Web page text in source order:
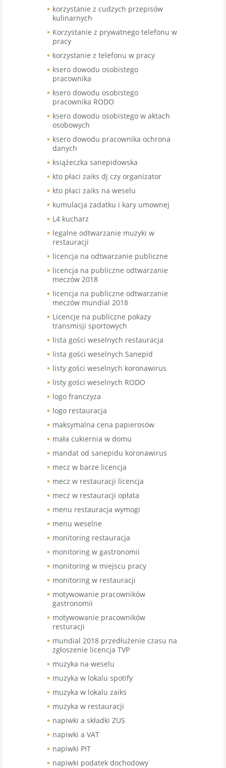
korzystanie z cudzych przepisów
kulinarnych
Korzystanie z prywatnego telefonu w
pracy
korzystanie z telefonu w pracy
ksero dowodu osobistego
pracownika
ksero dowodu osobistego
pracownika RODO
ksero dowodu osobistego w aktach
osobowych
ksero dowodu pracownika ochrona
danych
książeczka sanepidowska
kto płaci zaiks dj czy organizator
kto płaci zaiks na weselu
kumulacja zadatku i kary umownej
L4 kucharz
legalne odtwarzanie muzyki w
restauracji
licencja na odtwarzanie publiczne
licencja na publiczne odtwarzanie
meczów 2018
licencja na publiczne odtwarzanie
meczów mundial 2018
Licencje na publiczne pokazy
transmisji sportowych
lista gości weselnych restauracja
lista gości weselnych Sanepid
listy gości weselnych koronawirus
listy gości weselnych RODO
logo franczyza
logo restauracja
maksymalna cena papierosów
mała cukiernia w domu
mandat od sanepidu koronawirus
mecz w barze licencja
mecz w restauracji licencja
mecz w restauracji opłata
menu restauracja wymogi
menu weselne
monitoring restauracja
monitoring w gastronomii
monitoring w miejscu pracy
monitoring w restauracji
motywowanie pracowników
gastronomii
motywowanie pracowników
resturacji
mundial 2018 przedłużenie czasu na
zgłoszenie licencja TVP
muzyka na weselu
muzyka w lokalu spotify
muzyka w lokalu zaiks
muzyka w restauracji
napiwki a składki ZUS
napiwki a VAT
napiwki PIT
napiwki podatek dochodowy